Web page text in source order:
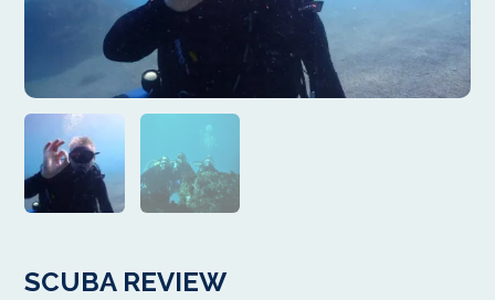
SCUBA REVIEW